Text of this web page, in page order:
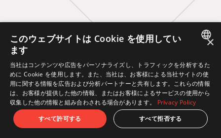
ENGLISH
×
このウェブサイトは Cookie を使用してい
ます
当社はコンテンツや広告をパーソナライズし、トラフィックを分析するた
めに Cookie を使用します。また、当社は、お客様による当社サイトの使
用に関する情報を広告および分析パートナーと共有します。これらの情報
は、お客様が提供した他の情報、またはお客様によるサービスの使用から
収集した他の情報と組み合わされる場合があります。
Privacy Policy
すべて許可する
すべて拒否する